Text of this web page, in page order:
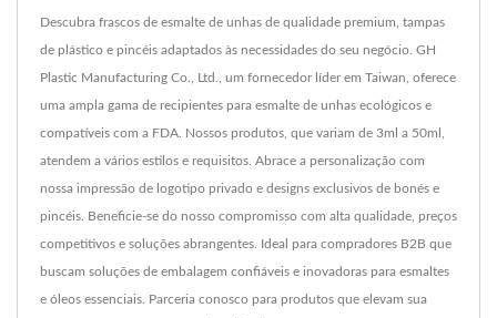
Descubra frascos de esmalte de unhas de qualidade premium, tampas
de plástico e pincéis adaptados às necessidades do seu negócio. GH
Plastic Manufacturing Co., Ltd., um fornecedor líder em Taiwan, oferece
uma ampla gama de recipientes para esmalte de unhas ecológicos e
compatíveis com a FDA. Nossos produtos, que variam de 3ml a 50ml,
atendem a vários estilos e requisitos. Abrace a personalização com
nossa impressão de logotipo privado e designs exclusivos de bonés e
pincéis. Beneficie-se do nosso compromisso com alta qualidade, preços
competitivos e soluções abrangentes. Ideal para compradores B2B que
buscam soluções de embalagem confiáveis e inovadoras para esmaltes
e óleos essenciais. Parceria conosco para produtos que elevam sua